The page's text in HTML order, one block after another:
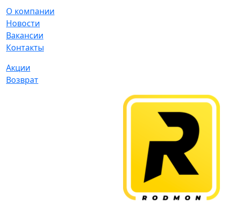
О компании
Новости
Вакансии
Контакты
Акции
Возврат